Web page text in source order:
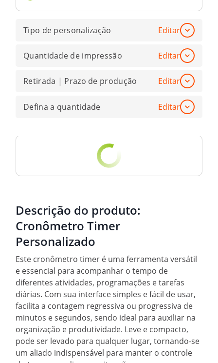
Tipo de personalização Editar
Quantidade de impressão Editar
Retirada | Prazo de produção Editar
Defina a quantidade Editar
Descrição do produto:
Cronômetro Timer
Personalizado
Este cronômetro timer é uma ferramenta versátil
e essencial para acompanhar o tempo de
diferentes atividades, programações e tarefas
diárias. Com sua interface simples e fácil de usar,
facilita a contagem regressiva ou progressiva de
minutos e segundos, sendo ideal para auxiliar na
organização e produtividade. Leve e compacto,
pode ser levado para qualquer lugar, tornando-se
um aliado indispensável para manter o controle